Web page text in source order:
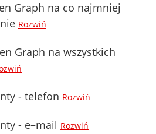
Graph na co najmniej
Rozwiń
Graph na wszystkich
- telefon Rozwiń
- e–mail Rozwiń